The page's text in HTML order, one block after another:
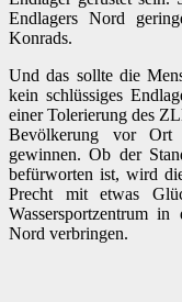
Endlagers Nord
Konrads.
Und das sollte die
kein schlüssiges
einer Tolerierung des
Bevölkerung vor
gewinnen. Ob der
befürworten ist, wird
Precht mit etwas
Wassersportzentrum
Nord verbringen.